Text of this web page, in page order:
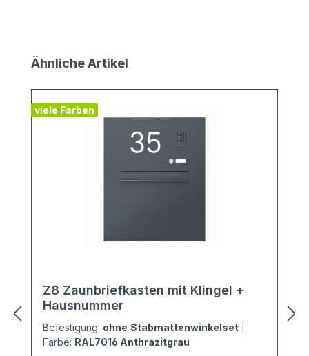
Produktgalerie überspringen
Ähnliche Artikel
viele Farben
Z8 Zaunbriefkasten mit Klingel +
Hausnummer
Befestigung: ohne Stabmattenwinkelset
Farbe: RAL7016 Anthrazitgrau